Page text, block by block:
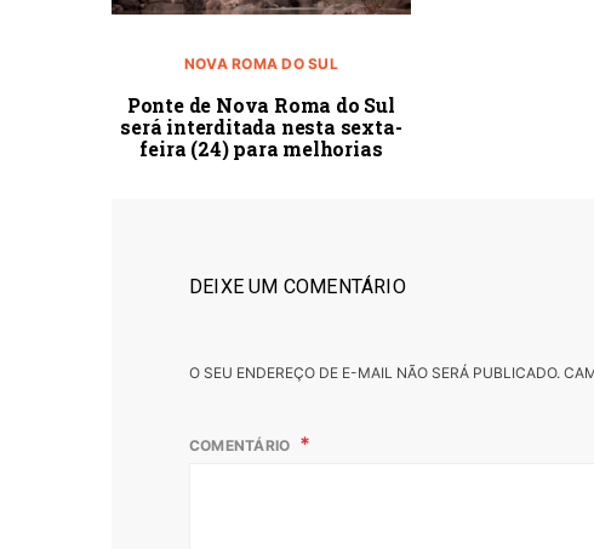
NOVA ROMA DO SUL
Ponte de Nova Roma do Sul
será interditada nesta sexta-
feira (24) para melhorias
DEIXE UM COMENTÁRIO
O SEU ENDEREÇO DE E-MAIL NÃO SERÁ PUBLICADO.
COMENTÁRIO